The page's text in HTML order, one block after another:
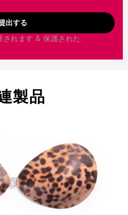
出する
されます & 保護された.
製品